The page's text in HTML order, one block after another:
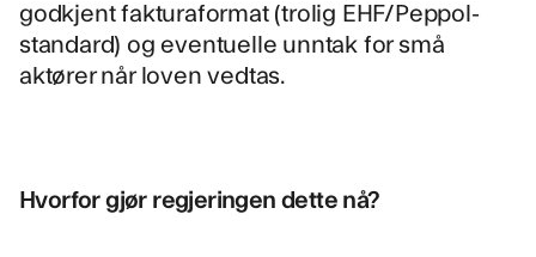
godkjent fakturaformat (trolig EHF/Peppol-
standard) og eventuelle unntak for små
aktører når loven vedtas.
Hvorfor gjør regjeringen dette nå?